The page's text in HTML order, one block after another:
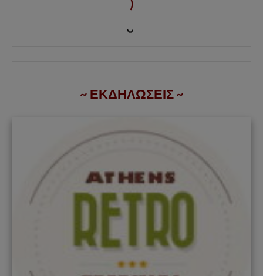
)
~ ΕΚΔΗΛΩΣΕΙΣ ~